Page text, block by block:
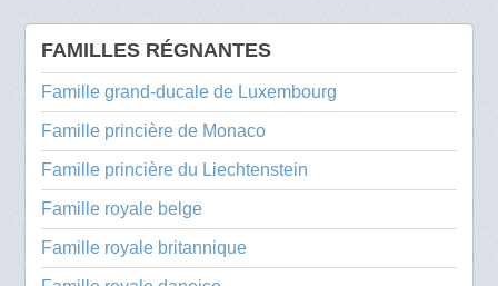
FAMILLES RÉGNANTES
Famille grand-ducale de Luxembourg
Famille princière de Monaco
Famille princière du Liechtenstein
Famille royale belge
Famille royale britannique